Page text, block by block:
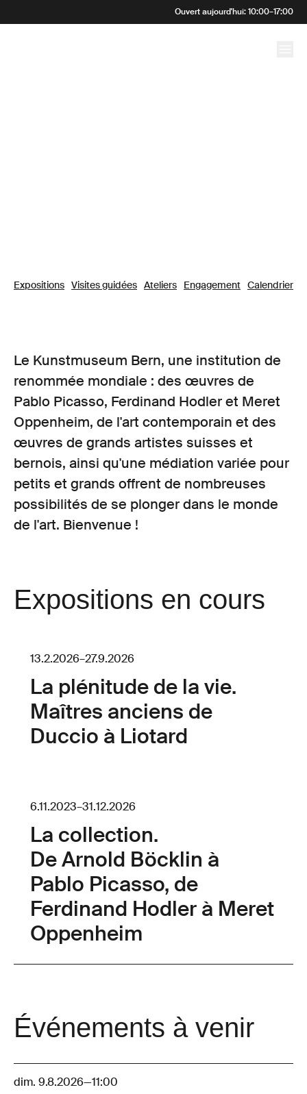
Ouvert aujourd'hui: 10:00–17:00
Kunstmuseum Bern
Expositions Visites guidées Ateliers Engagement Calendrier
Le Kunstmuseum Bern, une institution de
renommée mondiale : des œuvres de
Pablo Picasso, Ferdinand Hodler et Meret
Oppenheim, de l'art contemporain et des
œuvres de grands artistes suisses et
bernois, ainsi qu'une médiation variée pour
petits et grands offrent de nombreuses
possibilités de se plonger dans le monde
de l'art. Bienvenue !
Expositions en cours
13.2.2026–27.9.2026
La plénitude de la vie.
Maîtres anciens de
Duccio à Liotard
6.11.2023–31.12.2026
La collection.
De Arnold Böcklin à
Pablo Picasso, de
Ferdinand Hodler à Meret
Oppenheim
Événements à venir
dim. 9.8.2026—11:00